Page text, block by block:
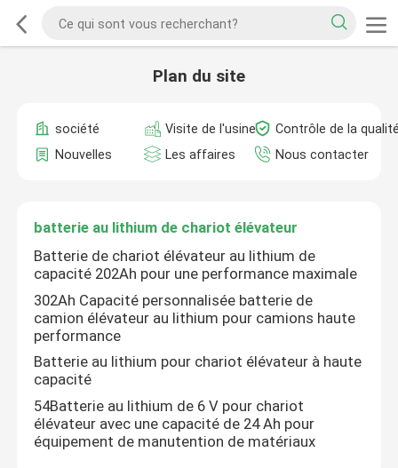
Plan du site
société Visite de l'usine
Contrôle de la
Nouvelles
Les affaires Nous contacter
batterie au lithium de chariot élévateur
Batterie de chariot élévateur au lithium de
capacité 202Ah pour une performance maximale
302Ah Capacité personnalisée batterie de
camion élévateur au lithium pour camions haute
performance
Batterie au lithium pour chariot élévateur à haute
capacité
54Batterie au lithium de 6 V pour chariot
élévateur avec une capacité de 24 Ah pour
équipement de manutention de matériaux